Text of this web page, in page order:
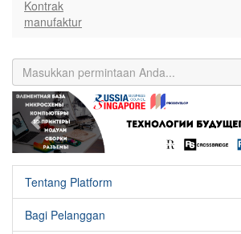
Kontrak
manufaktur
Previous
Tentang Platform
Bagi Pelanggan